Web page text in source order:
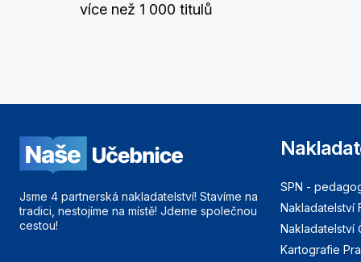
více než 1 000 titulů
Jsme 4 partnerská nakladatelství! Stavíme na
tradici, nestojíme na místě! Jdeme společnou
cestou!
SPN -
Nakladatelství
Nakladatelství
Kartografie